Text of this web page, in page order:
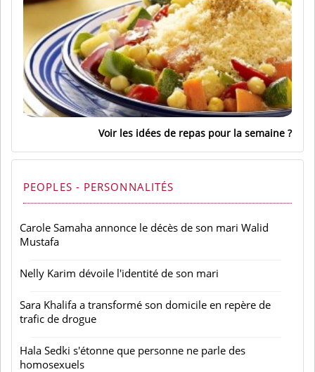
Voir les idées de repas pour la semaine
PEOPLES - PERSONNALITÉS
Carole Samaha annonce le décès de son mari Walid
Mustafa
Nelly Karim dévoile l'identité de son mari
Sara Khalifa a transformé son domicile en repère de
trafic de drogue
Hala Sedki s'étonne que personne ne parle des
homosexuels